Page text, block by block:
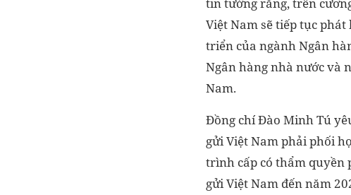
Việt Nam sẽ tiếp tục
triển của ngành Ngân
Ngân hàng nhà nước và
Nam.
Đồng chí Đào Minh Tú
gửi Việt Nam phải phối
trình cấp có thẩm quyền
gửi Việt Nam đến năm